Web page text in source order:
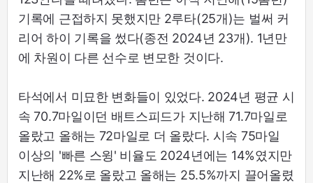
기록에 근접하지 못했지만 2루타(25개)는 벌써 커
리어 하이 기록을 썼다(종전 2024년 23개). 1년만
에 차원이 다른 선수로 변모한 것이다.
타석에서 미묘한 변화들이 있었다. 2024년 평균 시
속 70.7마일이던 배트스피드가 지난해 71.7마일로
올랐고 올해는 72마일로 더 올랐다. 시속 75마일
이상의 '빠른 스윙' 비율도 2024년에는 14%였지만
지난해 22%로 올랐고 올해는 25.5%까지 끌어올렸